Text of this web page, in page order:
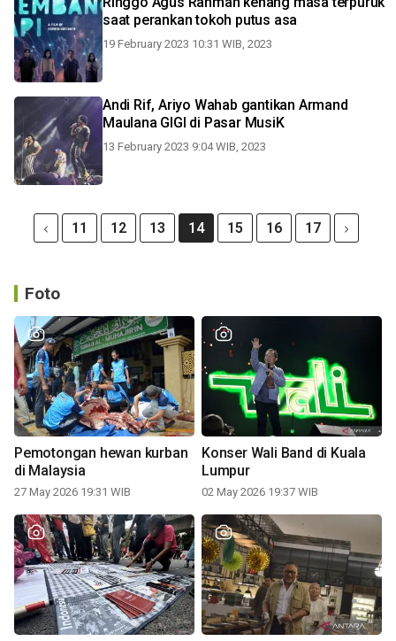
saat perankan tokoh putus asa
19 February 2023 10:31 WIB, 2023
Andi Rif, Ariyo Wahab gantikan Armand
Maulana GIGI di Pasar MusiK
13 February 2023 9:04 WIB, 2023
11 12 13 14 15 16 17
Foto
Pemotongan hewan kurban
di Malaysia
27 May 2026 19:31 WIB
Konser Wali Band di Kuala
Lumpur
02 May 2026 19:37 WIB